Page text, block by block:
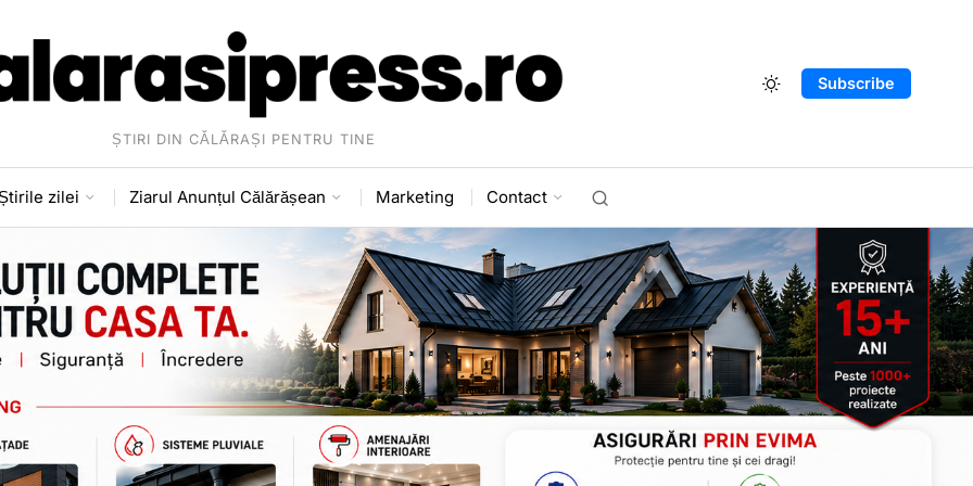
ȘTIRI DIN CĂLĂRAȘI PENTRU TINE
Subscribe
zilei Ziarul Anunțul Călărășean Marketing Contact